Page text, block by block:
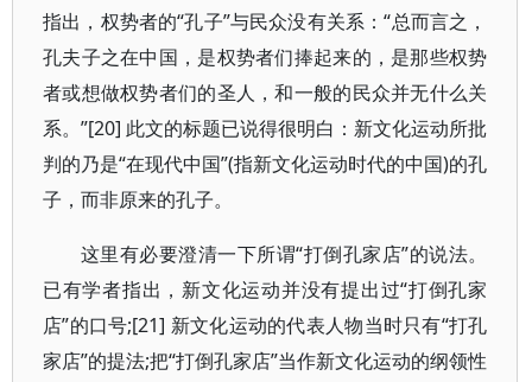
指出，权势者的“孔子”与民众没有关系：“总而言之，
孔夫子之在中国，是权势者们捧起来的，是那些权势
者或想做权势者们的圣人，和一般的民众并无什么关
系。”[20] 此文的标题已说得很明白：新文化运动所批
判的乃是“在现代中国”(指新文化运动时代的中国)的孔
子，而非原来的孔子。
这里有必要澄清一下所谓“打倒孔家店”的说法。
已有学者指出，新文化运动并没有提出过“打倒孔家
店”的口号;[21] 新文化运动的代表人物当时只有“打孔
家店”的提法;把“打倒孔家店”当作新文化运动的纲领性